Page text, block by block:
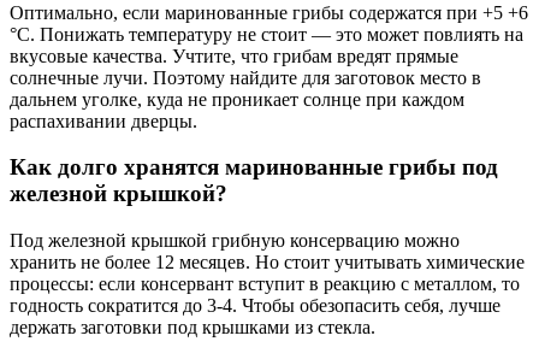
Оптимально, если маринованные грибы содержатся при +5 +6
°C. Понижать температуру не стоит — это может повлиять на
вкусовые качества. Учтите, что грибам вредят прямые
солнечные лучи. Поэтому найдите для заготовок место в
дальнем уголке, куда не проникает солнце при каждом
распахивании дверцы.
Как долго хранятся маринованные грибы под
железной крышкой?
Под железной крышкой грибную консервацию можно
хранить не более 12 месяцев. Но стоит учитывать химические
процессы: если консервант вступит в реакцию с металлом, то
годность сократится до 3-4. Чтобы обезопасить себя, лучше
держать заготовки под крышками из стекла.